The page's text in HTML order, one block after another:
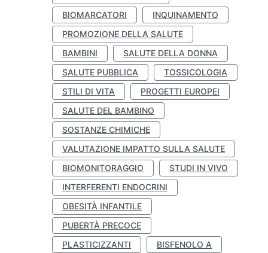
BIOMARCATORI
INQUINAMENTO
PROMOZIONE DELLA SALUTE
BAMBINI
SALUTE DELLA DONNA
SALUTE PUBBLICA
TOSSICOLOGIA
STILI DI VITA
PROGETTI EUROPEI
SALUTE DEL BAMBINO
SOSTANZE CHIMICHE
VALUTAZIONE IMPATTO SULLA SALUTE
BIOMONITORAGGIO
STUDI IN VIVO
INTERFERENTI ENDOCRINI
OBESITÀ INFANTILE
PUBERTÀ PRECOCE
PLASTICIZZANTI
BISFENOLO A